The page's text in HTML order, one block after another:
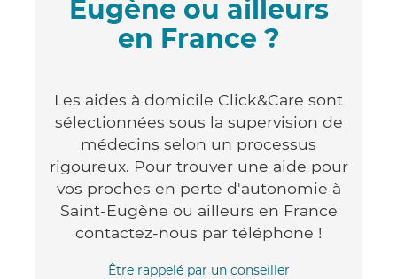
Eugène ou ailleurs
en France ?
Les aides à domicile Click&Care sont
sélectionnées sous la supervision de
médecins selon un processus
rigoureux. Pour trouver une aide pour
vos proches en perte d'autonomie à
Saint-Eugène ou ailleurs en France
contactez-nous par téléphone !
Être rappelé par un conseiller